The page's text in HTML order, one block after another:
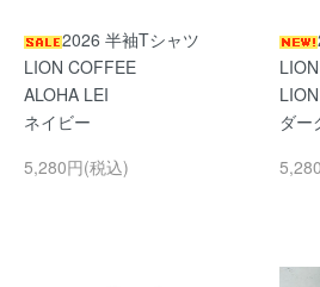
2026 半袖Tシャツ
LION COFFEE
ALOHA LEI
ネイビー
5,280円(税込)
ダー